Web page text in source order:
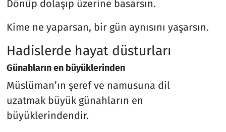
Dönüp dolaşıp üzerine basarsın.
Kime ne yaparsan, bir gün aynısını yaşarsın.
Hadislerde hayat düsturları
Günahların en büyüklerinden
Müslüman’ın şeref ve namusuna dil
uzatmak büyük günahların en
büyüklerindendir.